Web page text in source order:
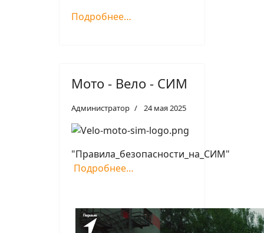
Подробнее…
Мото - Вело - СИМ
Администратор 24 мая 2025
"Правила_безопасности_на_СИМ"
Подробнее…